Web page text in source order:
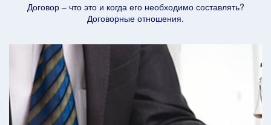
Договор – что это и когда его необходимо составлять?
Договорные отношения.